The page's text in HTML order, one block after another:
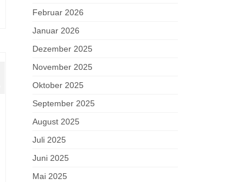
Februar 2026
Januar 2026
Dezember 2025
November 2025
Oktober 2025
September 2025
August 2025
Juli 2025
Juni 2025
Mai 2025